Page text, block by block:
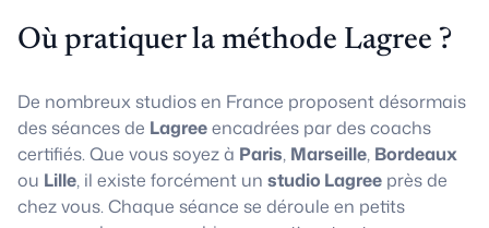
Où pratiquer la méthode Lagree ?
De nombreux studios en France proposent désormais
des séances de Lagreeencadrées par des coachs
certifiés. Que vous soyez à Paris, Marseille, Bordeaux
ou Lille, il existe forcément un studio Lagree près de
chez vous. Chaque séance se déroule en petits